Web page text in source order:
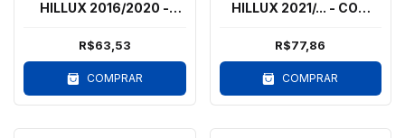
HILLUX 2016/2020 -
cromado
R$63,53
COMPRAR
HILLUX 2021/... - COM
R$77,86
COMPRAR